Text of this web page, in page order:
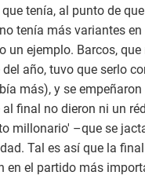
tenía, al punto de
tenía más variantes
un ejemplo. Barcos,
del año, tuvo que serlo
más), y se
final no dieron ni un
millonario' –que se
Tal es así que la
en el partido más